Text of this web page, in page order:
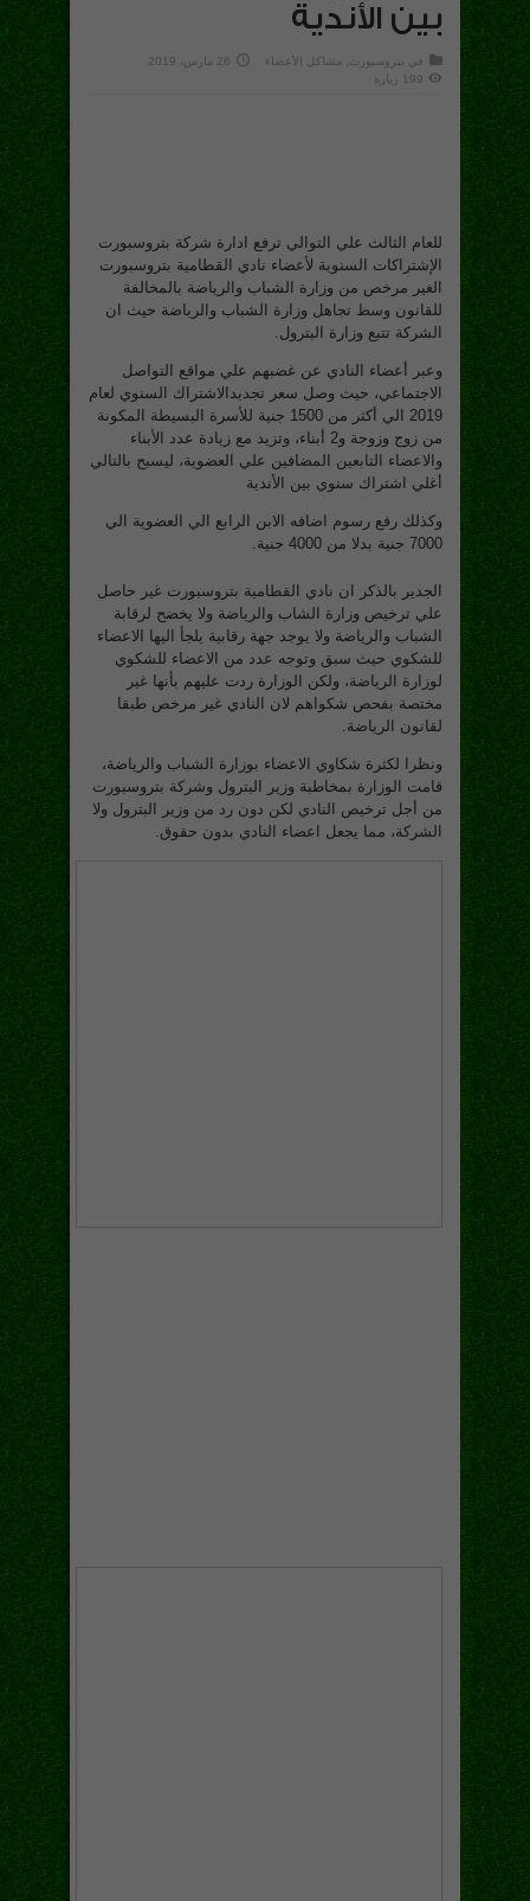
بين الأندية
في بتروسبورت مشاكل الأعضاء
26 مارس، 2019
199 زيارة
للعام الثالث علي التوالي ترفع ادارة شركة بتروسبورت
الإشتراكات السنوية لأعضاء نادي القطامية بتروسبورت
الغير مرخص من وزارة الشباب والرياضة بالمخالفة
للقانون وسط تجاهل وزارة الشباب والرياضة حيث ان
الشركة تتبع وزارة البترول.
وعبر أعضاء النادي عن غضبهم علي مواقع التواصل
الاجتماعي، حيث وصل سعر تجديدالاشتراك السنوي لعام
2019 الي أكثر من 1500 جنية للأسرة البسيطة المكونة
من زوج وزوجة و2 أبناء، وتزيد مع زيادة عدد الأبناء
والاعضاء التابعين المضافين علي العضوية، ليسبح بالتالي
أغلي اشتراك سنوي بين الأندية
وكذلك رفع رسوم اضافه الابن الرابع الي العضوية الي
7000 جنية بدلا من 4000 جنية.
الجدير بالذكر ان نادي القطامية بتروسبورت غير حاصل
علي ترخيص وزارة الشاب والرياضة ولا يخضح لرقابة
الشباب والرياضة ولا يوجد جهة رقابية يلجأ اليها الاعضاء
للشكوي حيث سبق وتوجه عدد من الاعضاء للشكوي
لوزارة الرياضة، ولكن الوزارة ردت عليهم بأنها غير
مختصة بفحص شكواهم لان النادي غير مرخص طبقا
لقانون الرياضة.
ونظرا لكثرة شكاوي الاعضاء بوزارة الشباب والرياضة،
قامت الوزارة بمخاطبة وزير البترول وشركة بتروسبورت
من أجل ترخيص النادي لكن دون رد من وزير البترول ولا
الشركة، مما يجعل اعضاء النادي بدون حقوق.